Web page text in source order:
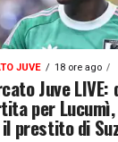
JUVE 18 ore ago
Juve LIVE:
per
prestito di